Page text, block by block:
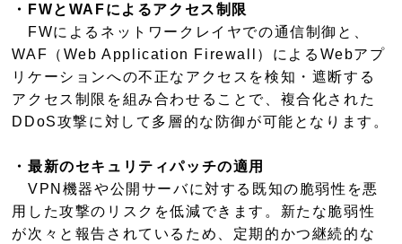
・FWとWAFによるアクセス制限
FWによるネットワークレイヤでの通信制御と、
WAF（Web Application Firewall）によるWebアプ
リケーションへの不正なアクセスを検知・遮断する
アクセス制限を組み合わせることで、複合化された
DDoS攻撃に対して多層的な防御が可能となります。
・最新のセキュリティパッチの適用
VPN機器や公開サーバに対する既知の脆弱性を悪
用した攻撃のリスクを低減できます。新たな脆弱性
が次々と報告されているため、定期的かつ継続的な